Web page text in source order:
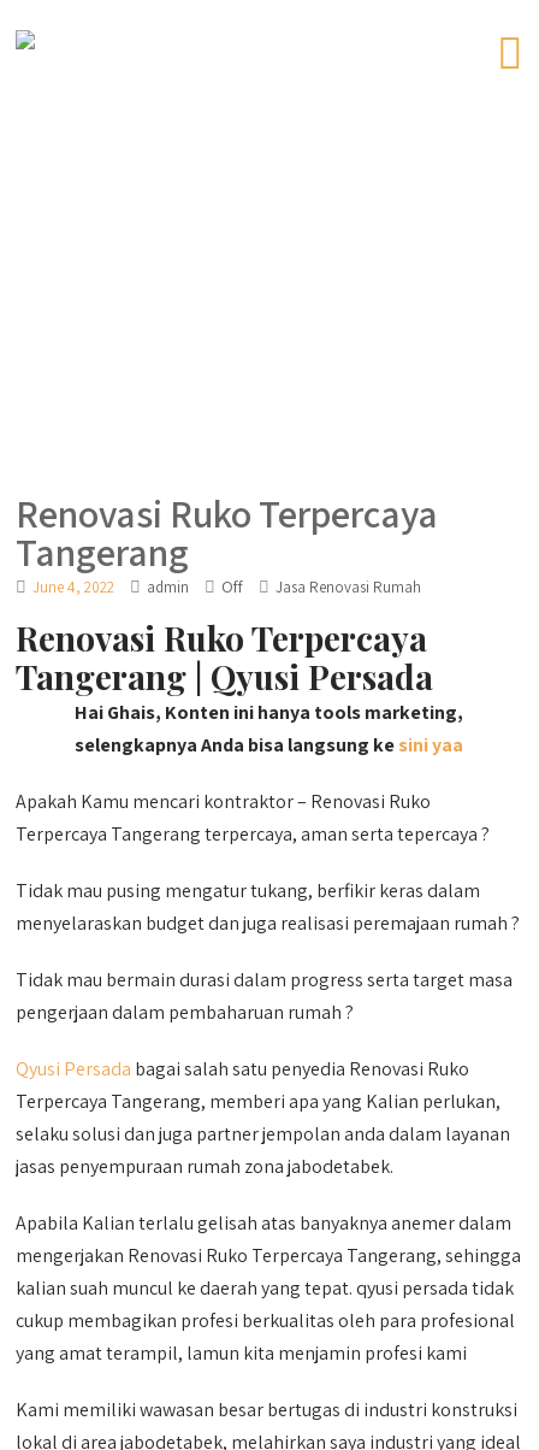
Renovasi Ruko Terpercaya
Tangerang
June 4, 2022 admin Off Jasa Renovasi Rumah
Renovasi Ruko Terpercaya
Tangerang | Qyusi Persada
Hai Ghais, Konten ini hanya tools marketing,
selengkapnya Anda bisa langsung kesini yaa
Apakah Kamu mencari kontraktor – Renovasi Ruko
Terpercaya Tangerang terpercaya, aman serta tepercaya ?
Tidak mau pusing mengatur tukang, berfikir keras dalam
menyelaraskan budget dan juga realisasi peremajaan rumah ?
Tidak mau bermain durasi dalam progress serta target masa
pengerjaan dalam pembaharuan rumah ?
Qyusi Persada bagai salah satu penyedia Renovasi Ruko
Terpercaya Tangerang, memberi apa yang Kalian perlukan,
selaku solusi dan juga partner jempolan anda dalam layanan
jasas penyempuraan rumah zona jabodetabek.
Apabila Kalian terlalu gelisah atas banyaknya anemer dalam
mengerjakan Renovasi Ruko Terpercaya Tangerang, sehingga
kalian suah muncul ke daerah yang tepat. qyusi persada tidak
cukup membagikan profesi berkualitas oleh para profesional
yang amat terampil, lamun kita menjamin profesi kami
Kami memiliki wawasan besar bertugas di industri konstruksi
lokal di area jabodetabek, melahirkan saya industri yang ideal